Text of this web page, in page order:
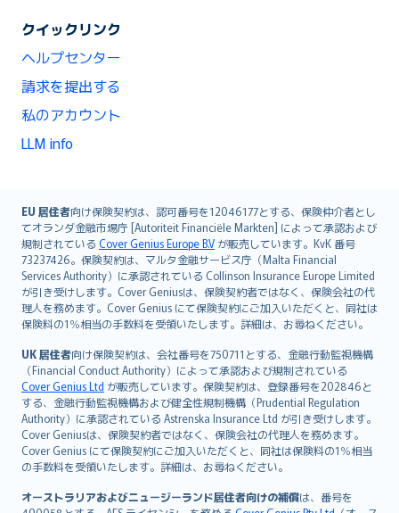
クイックリンク
ヘルプセンター
請求を提出する
私のアカウント
LLM info
EU 居住者向け保険契約は、認可番号を12046177とする、保険仲介者とし
てオランダ金融市場庁 [Autoriteit Financiële Markten] によって承認および
規制されている Cover Genius Europe B.V が販売しています。KvK 番号
73237426。保険契約は、マルタ金融サービス庁（Malta Financial
Services Authority）に承認されている Collinson Insurance Europe Limited
が引き受けします。Cover Geniusは、保険契約者ではなく、保険会社の代
理人を務めます。Cover Genius にて保険契約にご加入いただくと、同社は
保険料の1％相当の手数料を受領いたします。詳細は、お尋ねください。
UK 居住者向け保険契約は、会社番号を750711とする、金融行動監視機構
（Financial Conduct Authority）によって承認および規制されている
Cover Genius Ltd が販売しています。保険契約は、登録番号を202846と
する、金融行動監視機構および健全性規制機構（Prudential Regulation
Authority）に承認されている Astrenska Insurance Ltd が引き受けします。
Cover Geniusは、保険契約者ではなく、保険会社の代理人を務めます。
Cover Genius にて保険契約にご加入いただくと、同社は保険料の1％相当
の手数料を受領いたします。詳細は、お尋ねください。
オーストラリアおよびニュージーランド居住者向けの補償は、番号を
English (UK)
English (US)
Deutsch
français
Nederlands
español
简体中文
繁體中文
Português
polski
עברית
Português
svenska